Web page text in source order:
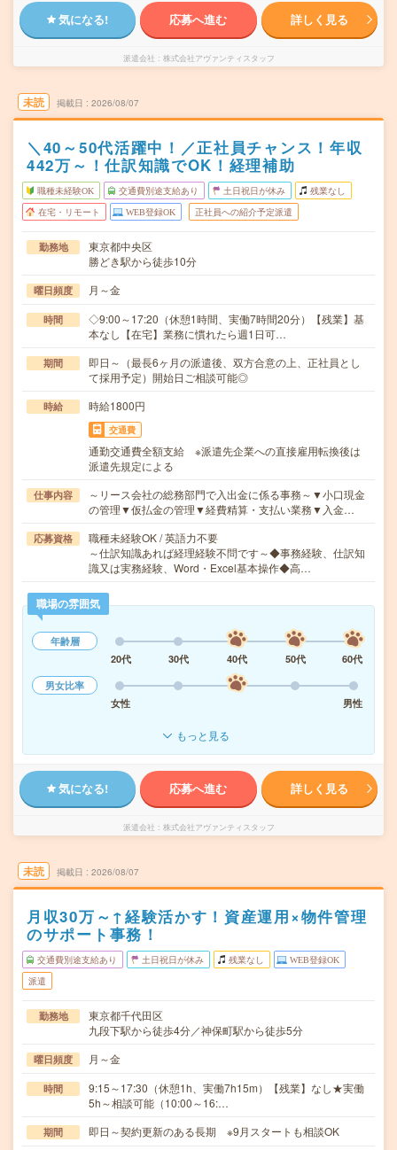
気になる! 応募へ進む 詳しく見る
派遣会社 株式会社アヴァンティスタッフ
未読 掲載日 2026/08/07
＼40～50代活躍中！／正社員チャンス！年収
442万～！仕訳知識でOK！経理補助
職種未経験OK 交通費別途支給あり 土日祝日が休み 残業なし
在宅・リモート WEB登録OK 正社員への紹介予定派遣
勤務地
東京都中央区
勝どき駅から徒歩10分
曜日頻度 月～金
時間
◇9:00～17:20（休憩1時間、実働7時間20分）【残業】基
本なし【在宅】業務に慣れたら週1日可…
期間
即日～（最長6ヶ月の派遣後、双方合意の上、正社員とし
て採用予定）開始日ご相談可能◎
時給 時給1800円
交通費
通勤交通費全額支給 ※派遣先企業への直接雇用転換後は
派遣先規定による
仕事内容
～リース会社の総務部門で入出金に係る事務～▼小口現金
の管理▼仮払金の管理▼経費精算・支払い業務▼入金…
応募資格
職種未経験OK / 英語力不要
～仕訳知識あれば経理経験不問です～◆事務経験、仕訳知
識又は実務経験、Word・Excel基本操作◆高…
職場の雰囲気
年齢層
20代
30代 40代 50代
60代
男女比率
女性
男性
もっと見る
気になる! 応募へ進む 詳しく見る
派遣会社 株式会社アヴァンティスタッフ
未読 掲載日 2026/08/07
月収30万～↑経験活かす！資産運用×物件管理
のサポート事務！
交通費別途支給あり 土日祝日が休み 残業なし WEB登録OK
派遣
勤務地
東京都千代田区
九段下駅から徒歩4分／神保町駅から徒歩5分
曜日頻度 月～金
時間
9:15～17:30（休憩1h、実働7h15m）【残業】なし★実働
5h～相談可能（10:00～16:…
期間 即日～契約更新のある長期 ※9月スタートも相談OK